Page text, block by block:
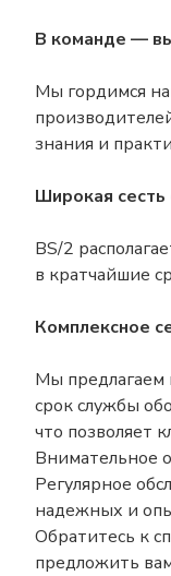
В команде —
Мы гордимся
знания и
Широкая сесть
BS/2
в кратчайшие
Комплексное
Мы предлагаем
срок службы
что позволяет
Внимательное
Регулярное
надежных и
Обратитесь к
предложить